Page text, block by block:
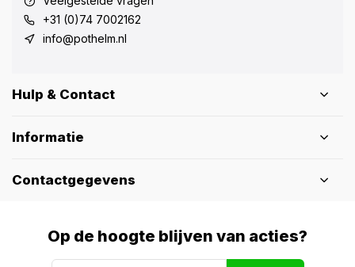
+31 (0)74 7002162
info@pothelm.nl
Hulp & Contact
Informatie
Contactgegevens
Op de hoogte blijven van acties?